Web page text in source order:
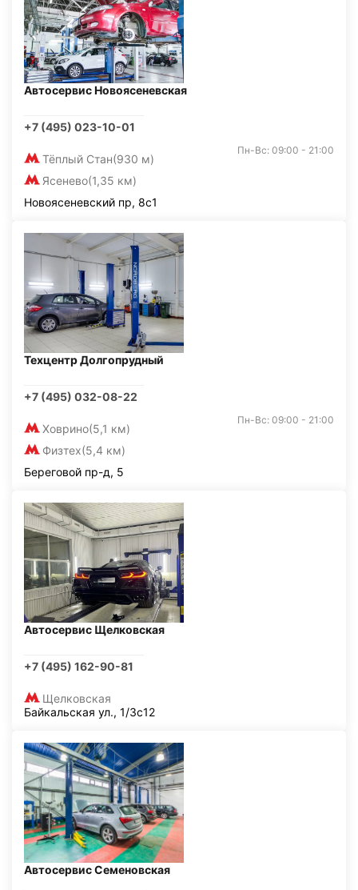
Автосервис Новоясеневская
+7 (495) 023-10-01
Тёплый Стан(930 м)
Ясенево(1,35 км)
Пн-Вс: 09:00 - 21:00
Новоясеневский пр, 8с1
Техцентр Долгопрудный
+7 (495) 032-08-22
Ховрино(5,1 км)
Физтех(5,4 км)
Пн-Вс: 09:00 - 21:00
Береговой пр-д, 5
Автосервис Щелковская
+7 (495) 162-90-81
Щелковская
Байкальская ул., 1/3с12
Автосервис Семеновская